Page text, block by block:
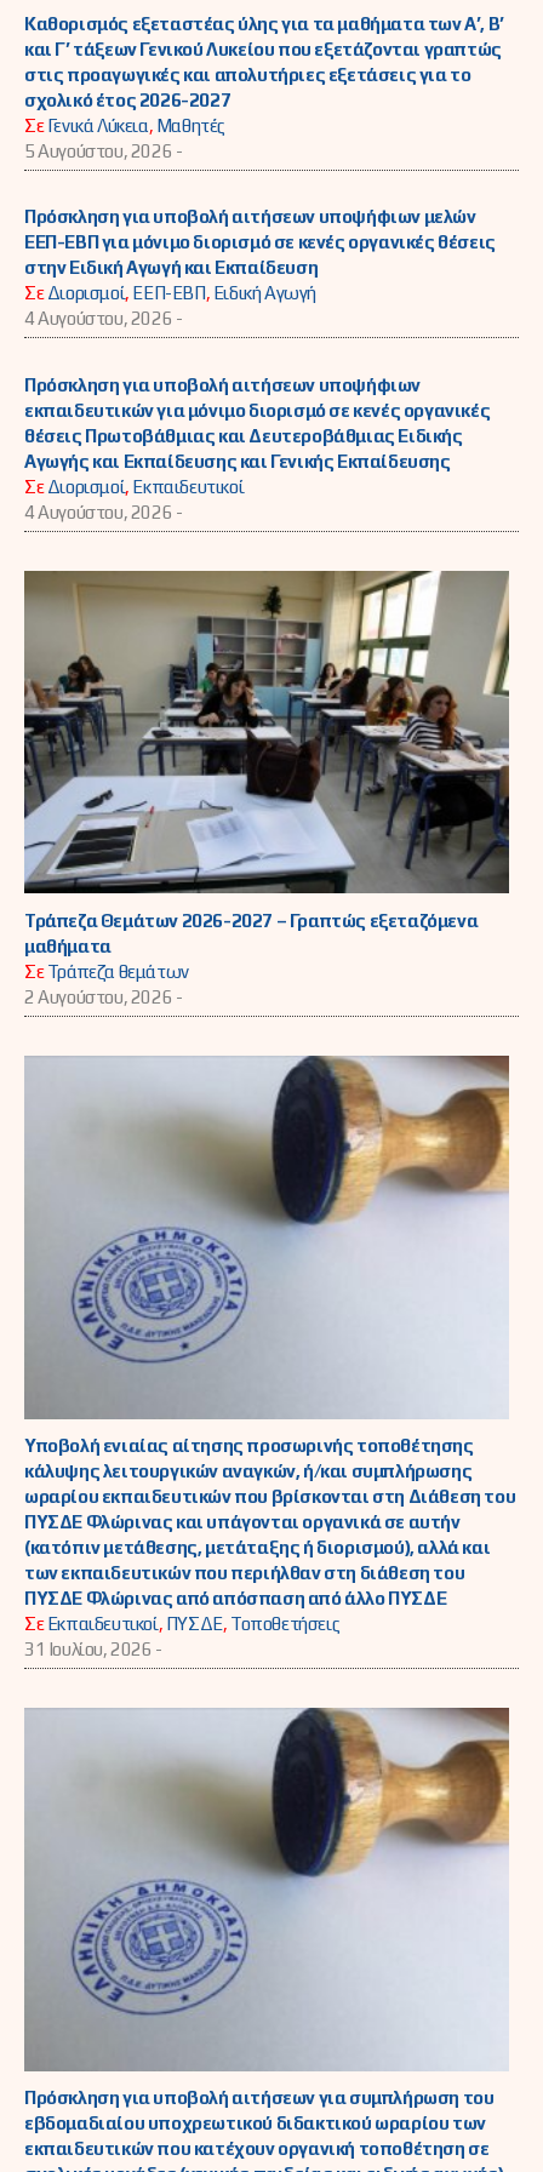
Καθορισμός εξεταστέας ύλης για τα μαθήματα των Α’, Β’
και Γ’ τάξεων Γενικού Λυκείου που εξετάζονται γραπτώς
στις προαγωγικές και απολυτήριες εξετάσεις για το
σχολικό έτος 2026-2027
ΣεΓενικά Λύκεια, Μαθητές
5 Αυγούστου, 2026 -
Πρόσκληση για υποβολή αιτήσεων υποψήφιων μελών
ΕΕΠ-ΕΒΠ για μόνιμο διορισμό σε κενές οργανικές θέσεις
στην Ειδική Αγωγή και Εκπαίδευση
ΣεΔιορισμοί, ΕΕΠ-ΕΒΠ, Ειδική Αγωγή
4 Αυγούστου, 2026 -
Πρόσκληση για υποβολή αιτήσεων υποψήφιων
εκπαιδευτικών για μόνιμο διορισμό σε κενές οργανικές
θέσεις Πρωτοβάθμιας και Δευτεροβάθμιας Ειδικής
Αγωγής και Εκπαίδευσης και Γενικής Εκπαίδευσης
ΣεΔιορισμοί, Εκπαιδευτικοί
4 Αυγούστου, 2026 -
Τράπεζα Θεμάτων 2026-2027 – Γραπτώς εξεταζόμενα
μαθήματα
ΣεΤράπεζα θεμάτων
2 Αυγούστου, 2026 -
Υποβολή ενιαίας αίτησης προσωρινής τοποθέτησης
κάλυψης λειτουργικών αναγκών, ή/και συμπλήρωσης
ωραρίου εκπαιδευτικών που βρίσκονται στη Διάθεση του
ΠΥΣΔΕ Φλώρινας και υπάγονται οργανικά σε αυτήν
(κατόπιν μετάθεσης, μετάταξης ή διορισμού), αλλά και
των εκπαιδευτικών που περιήλθαν στη διάθεση του
ΠΥΣΔΕ Φλώρινας από απόσπαση από άλλο ΠΥΣΔΕ
ΣεΕκπαιδευτικοί, ΠΥΣΔΕ, Τοποθετήσεις
31 Ιουλίου, 2026 -
Πρόσκληση για υποβολή αιτήσεων για συμπλήρωση του
εβδομαδιαίου υποχρεωτικού διδακτικού ωραρίου των
εκπαιδευτικών που κατέχουν οργανική τοποθέτηση σε